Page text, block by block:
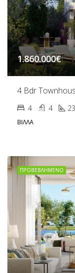
1.860.000€
4 Bdr
4 4
ΒΊΛΛΑ
ΠΡΟΒΕΒΛΗΜΈΝΟ